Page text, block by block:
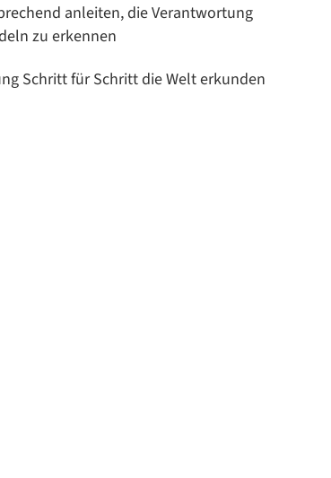
anleiten, die Verantwortung
zu erkennen
Schritt für Schritt die Welt erkunden